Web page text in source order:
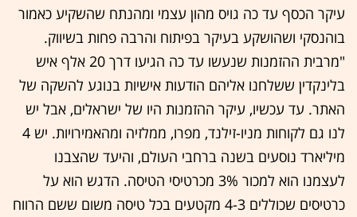
עיקר הכסף עד כה גויס מהון עצמי ומהנתח שהשקיע כאמור
בוהנסקי ושהושקע בעיקר בפיתוח והרבה פחות בשיווק.
"מרבית ההזמנות שנעשו עד כה הגיעו דרך 20 אלף איש
בלינקדין ששלחנו אליהם הודעות אישיות בנוגע להשקה של
האתר. עד עכשיו, עיקר ההזמנות היו של ישראלים, אבל יש
לנו גם לקוחות מניו-זילנד, מפרו, ממלזיה ומהאמירויות. יש 4
מיליארד נוסעים בשנה ברחבי העולם, והיעד שהצבנו
לעצמנו הוא למכור 3% מכרטיסי הטיסה. הדגש הוא על
כרטיסים שכוללים 4-3 מקטעים בכל טיסה משום ששם הרווח